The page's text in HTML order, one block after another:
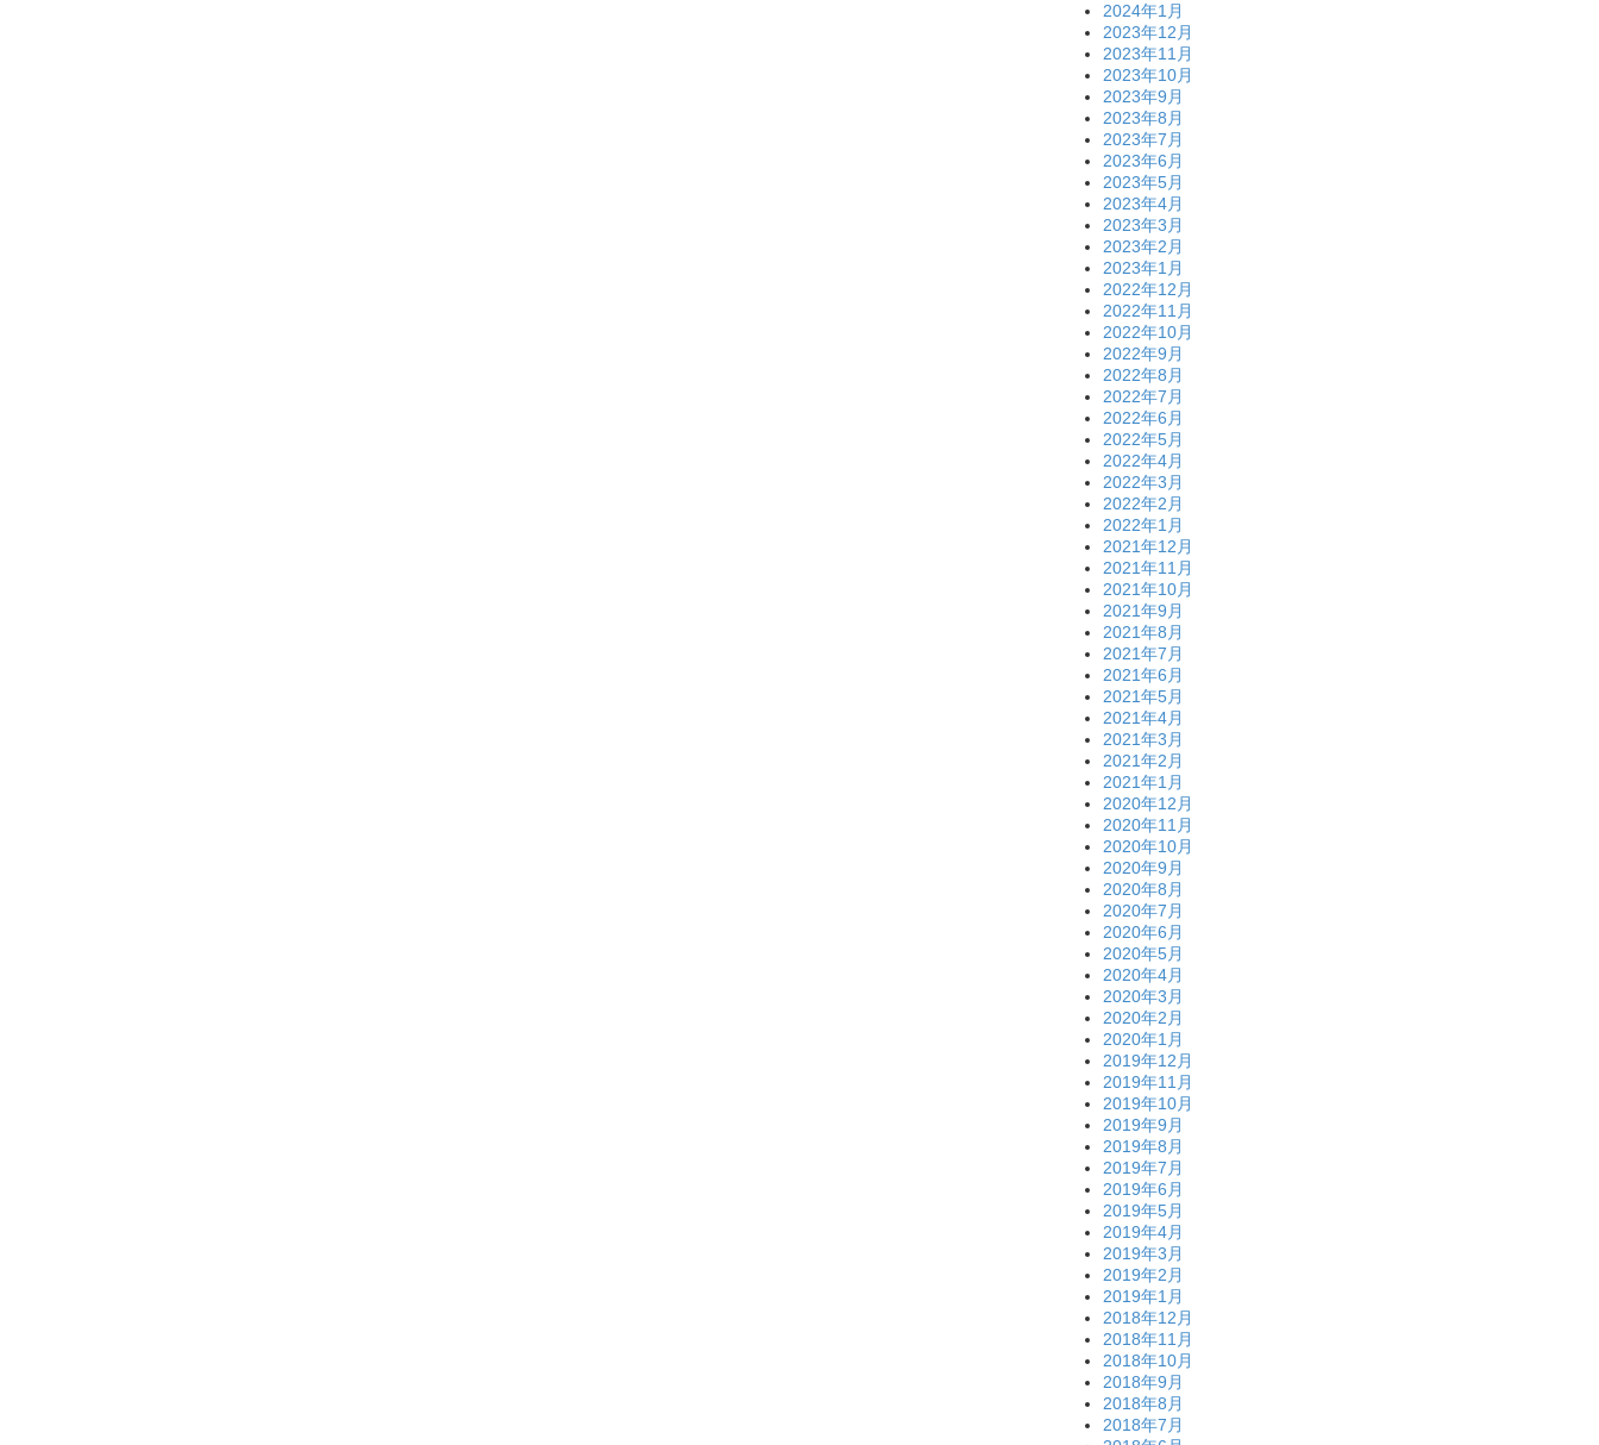
2024年1月
2023年12月
2023年11月
2023年10月
2023年9月
2023年8月
2023年7月
2023年6月
2023年5月
2023年4月
2023年3月
2023年2月
2023年1月
2022年12月
2022年11月
2022年10月
2022年9月
2022年8月
2022年7月
2022年6月
2022年5月
2022年4月
2022年3月
2022年2月
2022年1月
2021年12月
2021年11月
2021年10月
2021年9月
2021年8月
2021年7月
2021年6月
2021年5月
2021年4月
2021年3月
2021年2月
2021年1月
2020年12月
2020年11月
2020年10月
2020年9月
2020年8月
2020年7月
2020年6月
2020年5月
2020年4月
2020年3月
2020年2月
2020年1月
2019年12月
2019年11月
2019年10月
2019年9月
2019年8月
2019年7月
2019年6月
2019年5月
2019年4月
2019年3月
2019年2月
2019年1月
2018年12月
2018年11月
2018年10月
2018年9月
2018年8月
2018年7月